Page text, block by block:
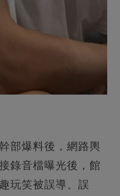
部爆料後，網路輿
錄音檔曝光後，館
玩笑被誤導、誤